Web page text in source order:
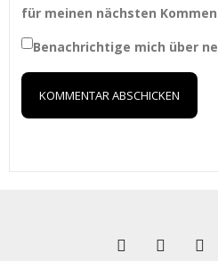
für meinen nächsten
Benachrichtige mich über